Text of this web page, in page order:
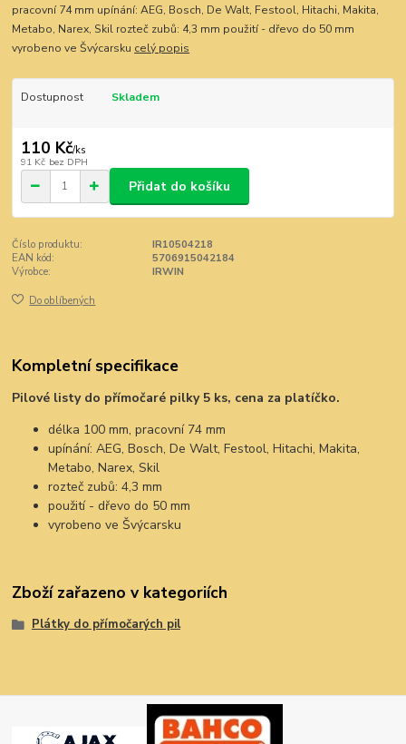
pracovní 74 mm upínání: AEG, Bosch, De Walt, Festool, Hitachi, Makita,
Metabo, Narex, Skil rozteč zubů: 4,3 mm použití - dřevo do 50 mm
vyrobeno ve Švýcarsku celý popis
Dostupnost Skladem
110 Kč/ks
91 Kč bez DPH
Přidat do košíku
Číslo produktu:
IR10504218
EAN kód:
5706915042184
Výrobce:
IRWIN
Do oblíbených
Kompletní specifikace
Pilové listy do přímočaré pilky 5 ks, cena za platíčko.
délka 100 mm, pracovní 74 mm
upínání: AEG, Bosch, De Walt, Festool, Hitachi, Makita,
Metabo, Narex, Skil
rozteč zubů: 4,3 mm
použití - dřevo do 50 mm
vyrobeno ve Švýcarsku
Zboží zařazeno v kategoriích
Plátky do přímočarých pil